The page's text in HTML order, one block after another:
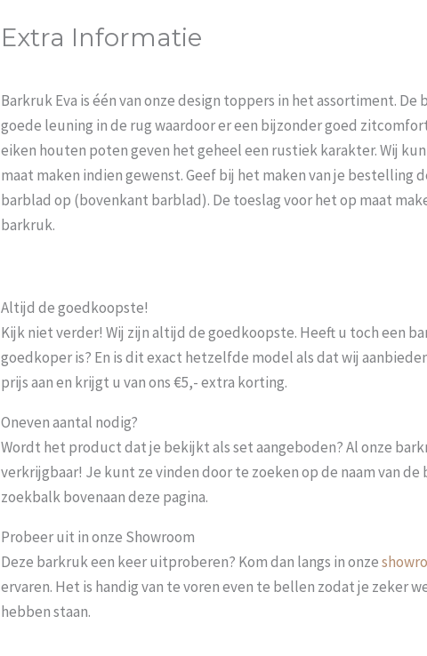
Extra Informatie
Barkruk Eva is één van onze design toppers in het assortiment. De
goede leuning in de rug waardoor er een bijzonder goed
eiken houten poten geven het geheel een rustiek karakter. Wij
maat maken indien gewenst. Geef bij het maken van je bestelling
barblad op (bovenkant barblad). De toeslag voor het op maat
barkruk.
Altijd de goedkoopste!
Kijk niet verder! Wij zijn altijd de goedkoopste. Heeft u toch een
goedkoper is? En is dit exact hetzelfde model als dat wij
prijs aan en krijgt u van ons €5,- extra korting.
Oneven aantal nodig?
Wordt het product dat je bekijkt als set aangeboden? Al onze
verkrijgbaar! Je kunt ze vinden door te zoeken op de naam van de
zoekbalk bovenaan deze pagina.
Probeer uit in onze Showroom
Deze barkruk een keer uitproberen? Kom dan langs in onze
ervaren. Het is handig van te voren even te bellen zodat je zeker
hebben staan.